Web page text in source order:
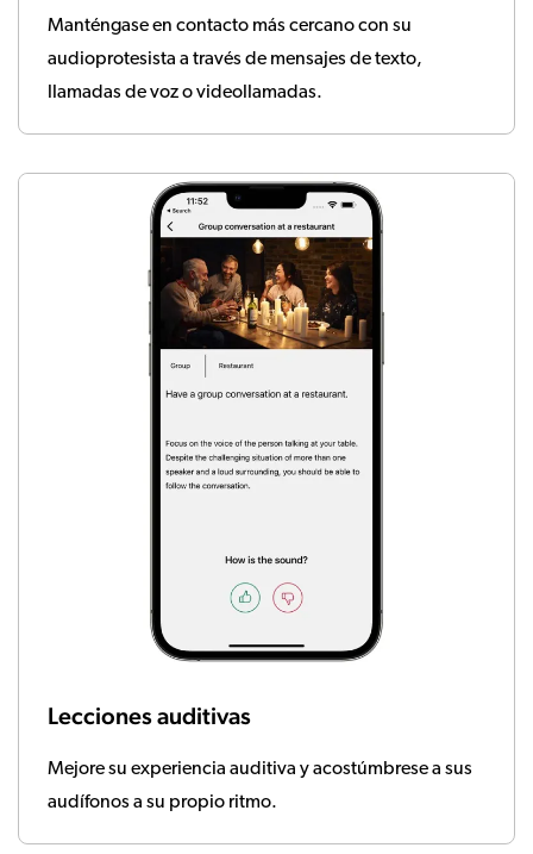
Manténgase en contacto más cercano con su
audioprotesista a través de mensajes de texto,
llamadas de voz o videollamadas.
Lecciones auditivas
Mejore su experiencia auditiva y acostúmbrese a sus
audífonos a su propio ritmo.